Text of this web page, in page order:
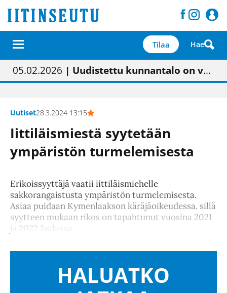
Tilaa Hae
01.02.2026 | Painon vaihtumisen pitäisi näkyä hieman parempana painojäljen laatuna lehdessä
05.02.2026 | Uudistettu kunnantalo on valoisa
23.04.2026 | “Olemme käynnistämässä uudelleen keskustavisiotyön”
09.05.2026| "Maalla on totuttu elämään omavaraisemmin kuin kaupungissa"
Uutiset28.3.2024 13:15
Iittiläismiestä syytetään
ympäristön turmelemisesta
Erikoissyyttäjä vaatii iittiläismiehelle
sakkorangaistusta ympäristön turmelemisesta.
Asiaa puidaan Kymenlaakson käräjäoikeudessa, sillä
syytteen mukaan rikos on tapahtunut vuosina 2021
ja 2022 Jaalassa.
HALUATKO